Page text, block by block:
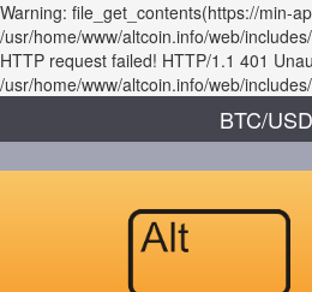
Warning: file_get_contents(https://min-
/usr/home/www/altcoin.info/web/
HTTP request failed! HTTP/1.1 401
/usr/home/www/altcoin.info/web/
BTC/USD